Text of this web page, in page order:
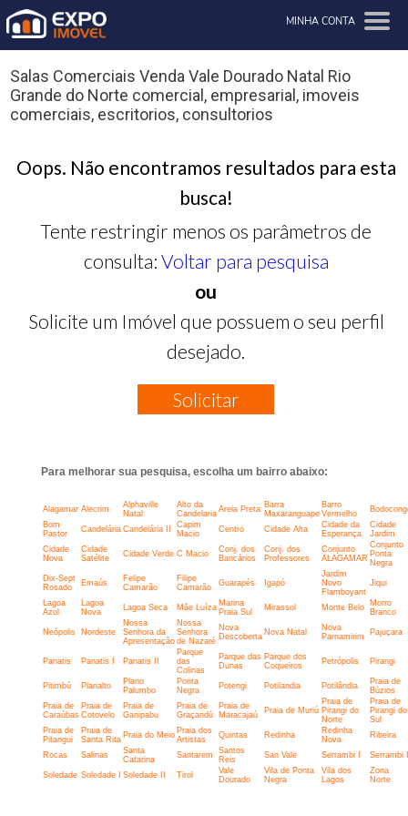
MINHA CONTA
Salas Comerciais Venda Vale Dourado Natal Rio
Grande do Norte comercial, empresarial, imoveis
comerciais, escritorios, consultorios
Oops. Não encontramos resultados para esta
busca!
Tente restringir menos os parâmetros de
consulta: Voltar para pesquisa
ou
Solicite um Imóvel que possuem o seu perfil
desejado.
Solicitar
Para melhorar sua pesquisa, escolha um bairro abaixo:
Alagamar Alecrim
Alphaville
Natal
Alto da
Candelaria Areia Preta Barra
Maxaranguape
Barro
Vermelho
Bom
Pastor
Candelária Candelária II
Capim
Macio
Centro Cidade Alta
Cidade da
Esperança
Cidade
Jardim
Cidade
Nova
Cidade
Satélite
Cidade Verde C Macio
Conj. dos
Bancários
Conj. dos
Professores
Conjunto
ALAGAMAR
Conjunto
Ponta
Negra
Dix-Sept
Rosado
Emaús
Felipe
Camarão
Filipe
Camarão
Guarapés Igapó
Jardim
Novo
Flamboyant
Jiqui
Lagoa
Azul
Lagoa
Nova
Lagoa Seca Mãe Luíza Marina
Praia Sul
Mirassol Monte Belo
Morro
Branco
Neópolis Nordeste
Nossa
Senhora da
Apresentação
Nossa
Senhora
de Nazaré
Nova
Descoberta Nova Natal
Nova
Parnamirim
Pajuçara
Panatis Panatis I Panatis II
Parque
das
Colinas
Parque das
Dunas
Parque dos
Coqueiros
Petrópolis Pirangi
Pitimbú Planalto
Plano
Palumbo
Ponta
Negra
Potengi Potilandia Potilândia
Praia de
Búzios
Praia de
Caraúbas
Praia de
Cotovelo
Praia de
Ganipabu
Praia de
Graçandú
Praia de
Maracajaú
Praia de Muriú
Praia de
Pirangi do
Norte
Praia de
Pirangi do
Sul
Praia de
Pitangui
Praia de
Santa Rita Praia do Meio Praia dos
Artistas
Quintas Redinha
Redinha
Nova
Ribeira
Rocas Salinas
Santa
Catarina
Santarem
Santos
Reis
San Vale Serrambi I Serrambi
Soledade Soledade I Soledade II Tirol
Vale
Dourado
Vila de Ponta
Negra
Vila dos
Lagos
Zona
Norte